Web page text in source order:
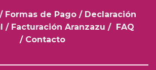
/ Formas de Pago/ Declaración
/ Facturación Aranzazu /
FAQ
/ Contacto